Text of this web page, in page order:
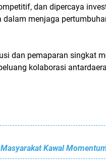
dan dipercaya
menjaga
dan pemaparan singkat
kolaborasi